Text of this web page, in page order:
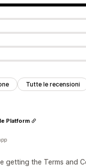
Tutte le recensioni
getting the Terms and
Platform